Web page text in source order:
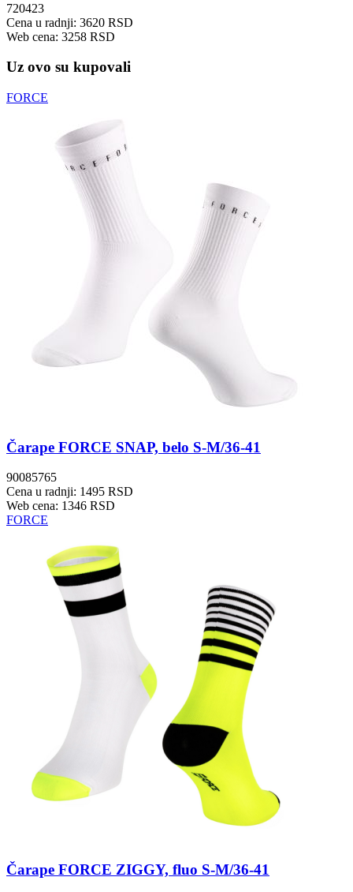
720423
Cena u radnji: 3620 RSD
Web cena: 3258 RSD
Uz ovo su kupovali
FORCE
Čarape FORCE SNAP, belo S-M/36-41
90085765
Cena u radnji: 1495 RSD
Web cena: 1346 RSD
FORCE
Čarape FORCE ZIGGY, fluo S-M/36-41